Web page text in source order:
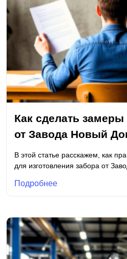
Как сделать
от Завода Новый
В этой статье расскажем, как
для изготовления забора от
Подробнее